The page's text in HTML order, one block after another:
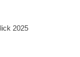
2025